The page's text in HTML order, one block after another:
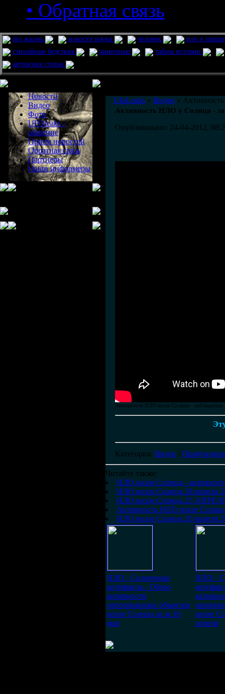
• Обратная связь
pro жизнь новости науки человек
нло и
стихийные бедствия
животные
тайны истории
авторские статьи
Новости
Видео
Фото
UFOleaks -
общение
Прием новостей
Обратная связь
Партнеры
Наши информеры
UfoLeaks » Видео »
Активность НЛО у Солнца - за
Опубликовано: 24-04-2012,
Активность НЛО возле Солнца -
Категория: Видео /
Читайте также:
НЛО возле Солнца -
НЛО возле Солнца 28 апреля
НЛО возле Солнца 25
Активность НЛО возле
НЛО возле Солнца 20 апреля
НЛО - Солнечные
артефакты - Обзор
активности
неопознанных объектов
возле Солнца за за 10
мая
НЛО -
возле
апреля